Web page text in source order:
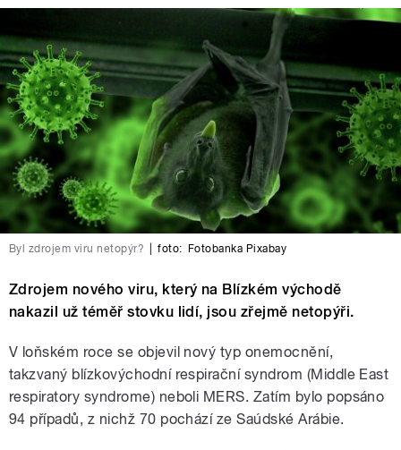
Byl zdrojem viru netopýr? foto: Fotobanka Pixabay
Zdrojem nového viru, který na Blízkém východě
nakazil už téměř stovku lidí, jsou zřejmě netopýři.
V loňském roce se objevil nový typ onemocnění,
takzvaný blízkovýchodní respirační syndrom (Middle East
respiratory syndrome) neboli MERS. Zatím bylo popsáno
94 případů, z nichž 70 pochází ze Saúdské Arábie.